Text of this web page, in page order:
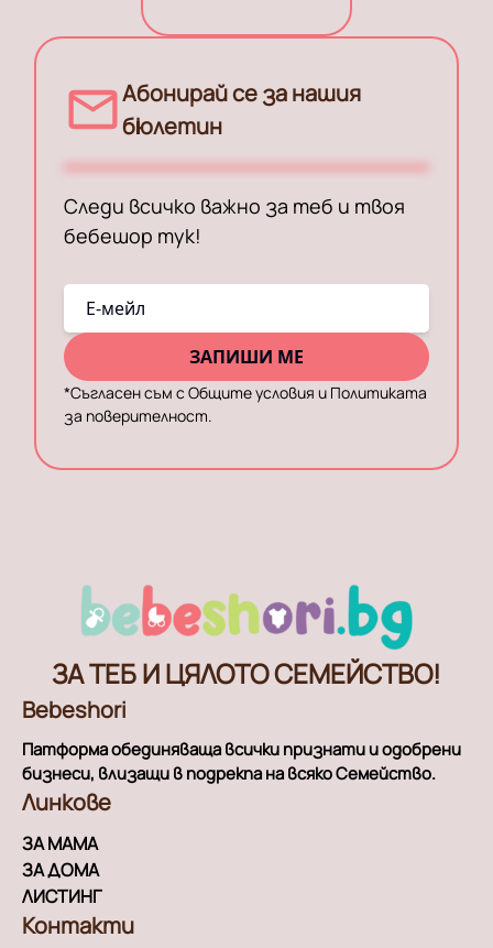
Абонирай се за нашия
бюлетин
Следи всичко важно за теб и твоя
бебешор тук!
E-мейл
ЗАПИШИ МЕ
*Съгласен съм с Общите условия и Политиката
за поверителност.
ЗА ТЕБ И ЦЯЛОТО СЕМЕЙСТВО!
Bebeshori
Патформа обединяваща всички признати и одобрени
бизнеси, влизащи в подрекпа на всяко Семейство.
Линкове
ЗА МАМА
ЗА ДОМА
ЛИСТИНГ
Контакти